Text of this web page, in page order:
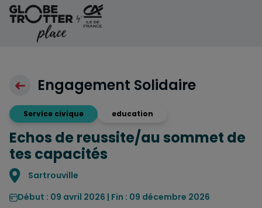
Aller au contenu
Engagement Solidaire
Service civique education
Echos de reussite/au sommet de
tes capacités
Localisation
Sartrouville
Début : 09 avril 2026 | Fin : 09 décembre 2026